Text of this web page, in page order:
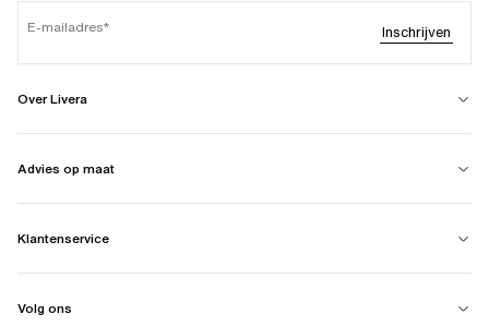
E-mailadres Inschrijven
Over Livera
Advies op maat
Klantenservice
Volg ons